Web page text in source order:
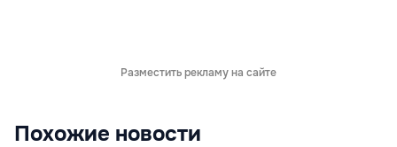
Разместить рекламу на сайте
Похожие новости